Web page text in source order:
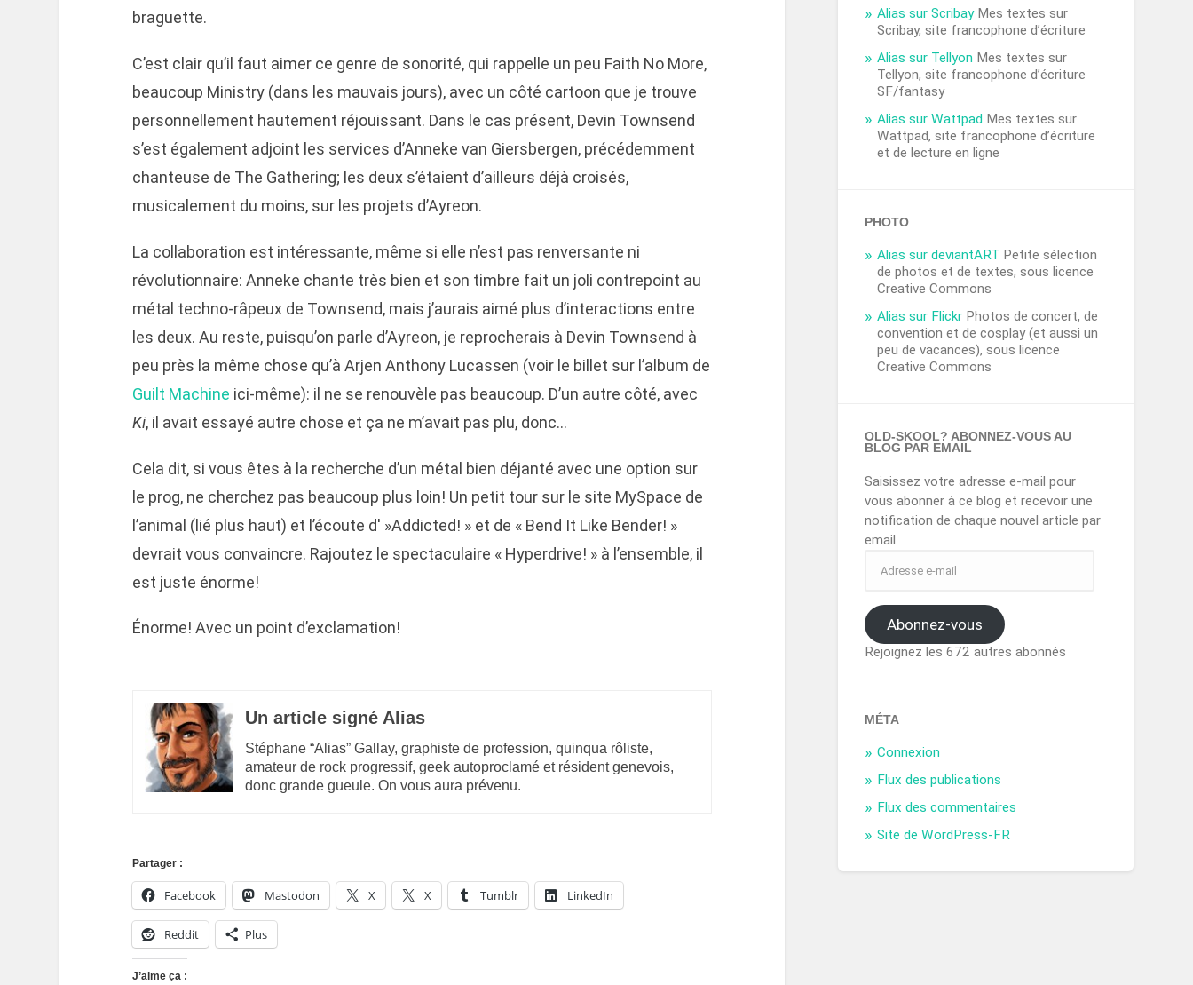
braguette.
C’est clair qu’il faut aimer ce genre de sonorité, qui rappelle un peu Faith No More,
beaucoup Ministry (dans les mauvais jours), avec un côté cartoon que je trouve
personnellement hautement réjouissant. Dans le cas présent, Devin Townsend
s’est également adjoint les services d’Anneke van Giersbergen, précédemment
chanteuse de The Gathering; les deux s’étaient d’ailleurs déjà croisés,
musicalement du moins, sur les projets d’Ayreon.
La collaboration est intéressante, même si elle n’est pas renversante ni
révolutionnaire: Anneke chante très bien et son timbre fait un joli contrepoint au
métal techno-râpeux de Townsend, mais j’aurais aimé plus d’interactions entre
les deux. Au reste, puisqu’on parle d’Ayreon, je reprocherais à Devin Townsend à
peu près la même chose qu’à Arjen Anthony Lucassen (voir le billet sur l’album de
Guilt Machine ici-même): il ne se renouvèle pas beaucoup. D’un autre côté, avec
Ki, il avait essayé autre chose et ça ne m’avait pas plu, donc…
Cela dit, si vous êtes à la recherche d’un métal bien déjanté avec une option sur
le prog, ne cherchez pas beaucoup plus loin! Un petit tour sur le site MySpace de
l’animal (lié plus haut) et l’écoute d' »Addicted! » et de « Bend It Like Bender! »
devrait vous convaincre. Rajoutez le spectaculaire « Hyperdrive! » à l’ensemble, il
est juste énorme!
Énorme! Avec un point d’exclamation!
Un article signé Alias
Stéphane “Alias” Gallay, graphiste de profession, quinqua rôliste,
amateur de rock progressif, geek autoproclamé et résident genevois,
donc grande gueule. On vous aura prévenu.
Partager :
Facebook Mastodon X X Tumblr LinkedIn
Reddit Plus
J’aime ça :
Alias sur ScribayMes textes sur
Scribay, site francophone d’écriture
Alias sur Tellyon Mes textes sur
Tellyon, site francophone d’écriture
SF/fantasy
Alias sur Wattpad Mes textes sur
Wattpad, site francophone d’écriture
et de lecture en ligne
PHOTO
Alias sur deviantART Petite sélection
de photos et de textes, sous licence
Creative Commons
Alias sur Flickr Photos de concert, de
convention et de cosplay (et aussi un
peu de vacances), sous licence
Creative Commons
OLD-SKOOL? ABONNEZ-VOUS AU
BLOG PAR EMAIL
Saisissez votre adresse e-mail pour
vous abonner à ce blog et recevoir une
notification de chaque nouvel article par
email.
Abonnez-vous
Rejoignez les 672 autres abonnés
MÉTA
Connexion
Flux des publications
Flux des commentaires
Site de WordPress-FR